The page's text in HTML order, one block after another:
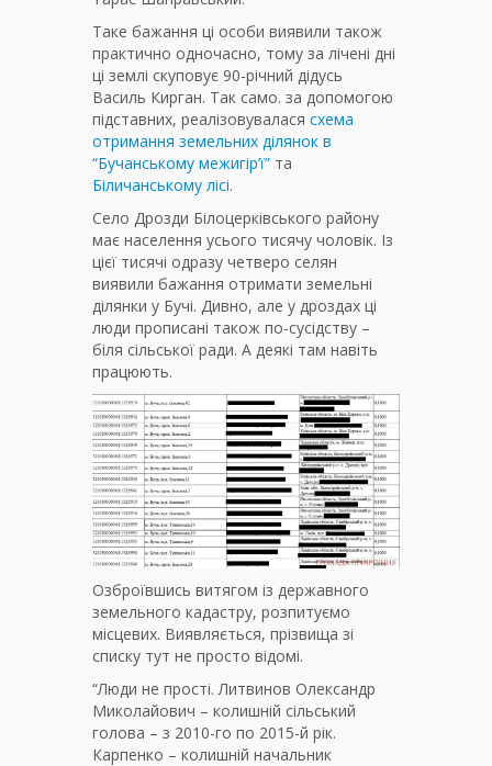
Таке бажання ці особи виявили також
практично одночасно, тому за лічені дні
ці землі скуповує 90-річний дідусь
Василь Кирган. Так само. за допомогою
підставних, реалізовувалася схема
отримання земельних ділянок в
“Бучанському межигір’ї” та
Біличанському лісі.
Село Дрозди Білоцерківського району
має населення усього тисячу чоловік. Із
цієї тисячі одразу четверо селян
виявили бажання отримати земельні
ділянки у Бучі. Дивно, але у дроздах ці
люди прописані також по-сусідству –
біля сільської ради. А деякі там навіть
працюють.
Озброївшись витягом із державного
земельного кадастру, розпитуємо
місцевих. Виявляється, прізвища зі
списку тут не просто відомі.
“Люди не прості. Литвинов Олександр
Миколайович – колишній сільський
голова – з 2010-го по 2015-й рік.
Карпенко – колишній начальник